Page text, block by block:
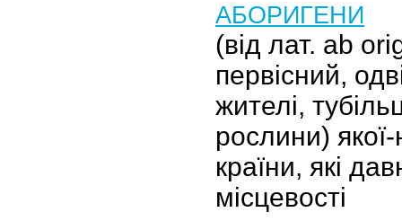
АБОРИГЕНИ
(від лат. ab
первісний,
жителі,
рослини) якої-
країни, які
місцевості